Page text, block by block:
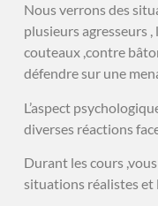
Nous verrons des
plusieurs agresseurs
couteaux ,contre
défendre sur une
L’aspect
diverses réactions face
Durant les cours
situations réalistes et